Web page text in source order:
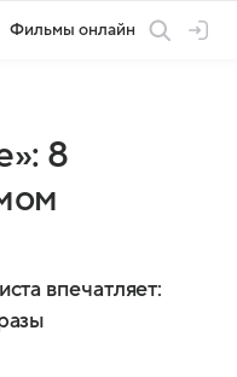
Фильмы онлайн
8
впечатляет: